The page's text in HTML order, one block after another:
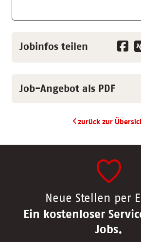
Jobinfos teilen
Job-Angebot als PDF
zurück zur
Neue Stellen per
Ein kostenloser
Jobs.